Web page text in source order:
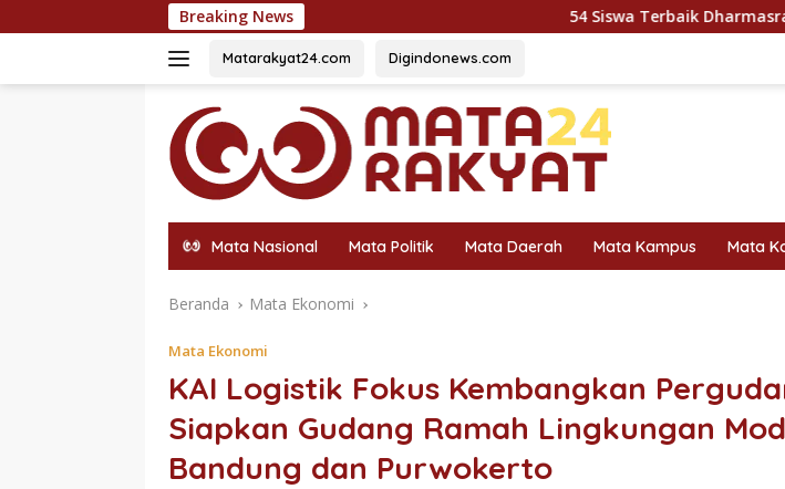
ke
Breaking News 54 Siswa Terbaik Dharmasraya Masuk Karantina
Matarakyat24.com Digindonews.com
Mata Nasional Mata Politik Mata Daerah Mata Kampus Mata
Beranda Mata Ekonomi
Mata Ekonomi
KAI Logistik Fokus Kembangkan
Siapkan Gudang Ramah Lingkungan
Bandung dan Purwokerto